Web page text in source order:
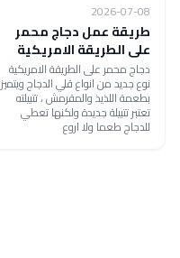
2026-07-08
طريقة عمل دجاج محمر
على الطريقة الامريكية
دجاج محمر على الطريقة الامريكية
نوع جديد من انواع قلي الدجاج ويتميز
بطعمة اللذيذ والمقرمش ، تتبيلته
تعتبر تتبيلة جديدة ولكنها تعطي
للدجاج طعما ولا اروع